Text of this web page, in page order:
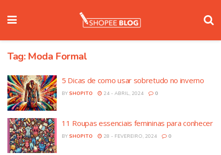
Tag: Moda Formal
5 Dicas de como usar sobretudo no inverno
BY SHOPITO 24 - ABRIL, 2024 0
11 Roupas essenciais femininas para conhecer
BY SHOPITO 28 - FEVEREIRO, 2024 0